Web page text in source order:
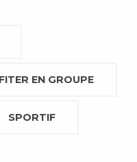
EN GROUPE
SPORTIF